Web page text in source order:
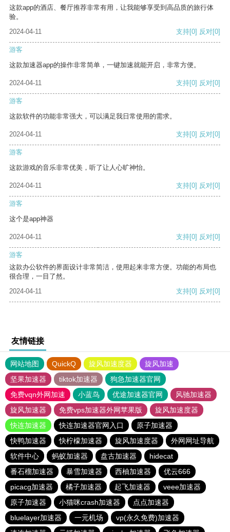
这款app的酒店、餐厅推荐非常有用，让我能够享受到高品质的旅行体
验。
2024-04-11
支持[0] 反对[0]
游客
这款加速器app的操作非常简单，一键加速就能开启，非常方便。
2024-04-11 支持[0] 反对[0]
游客
这款软件的功能非常强大，可以满足我日常使用的需求。
2024-04-11 支持[0] 反对[0]
游客
这款游戏的音乐非常优美，听了让人心旷神怡。
2024-04-11 支持[0] 反对[0]
游客
这个是app神器
2024-04-11 支持[0] 反对[0]
游客
这款办公软件的界面设计非常简洁，使用起来非常方便。功能的布局也
很合理，一目了然。
2024-04-11
支持[0] 反对[0]
友情链接
网站地图 QuickQ 旋风加速度器
旋风加速
坚果加速器
tiktok加速器
狗急加速器官网
免费vqn外网加速
小蓝鸟 优途加速器官网
风驰加速器
旋风加速器
免费vps加速器外网苹果版
旋风加速度器
快连加速器
快连加速器官网入口
原子加速器
快鸭加速器
快柠檬加速器 旋风加速度器
外网网址导航
软件中心
蚂蚁加速器 盘古加速器
hidecat
番石榴加速器
暴雪加速器 西柚加速器
优云666
picacg加速器
橘子加速器 起飞加速器
veee加速器
原子加速器
小猫咪crash加速器
点点加速器
bluelayer加速器
一元机场
vp(永久免费)加速器